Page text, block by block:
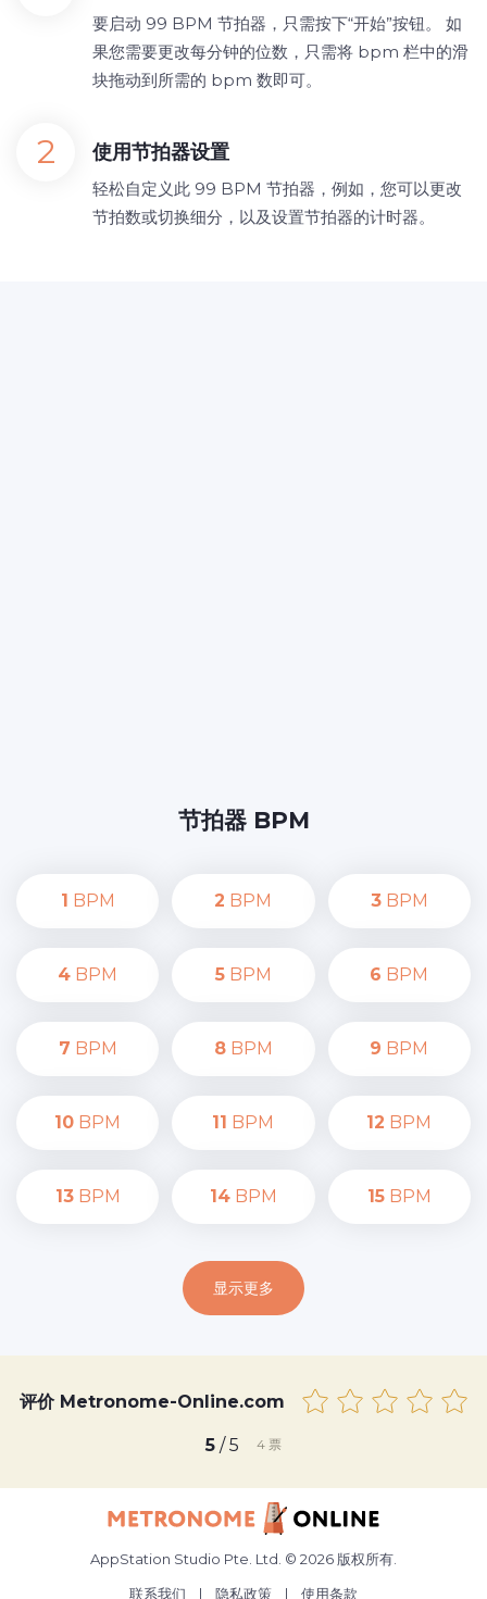
要启动 99 BPM 节拍器，只需按下“开始”按钮。 如
果您需要更改每分钟的位数，只需将 bpm 栏中的滑
块拖动到所需的 bpm 数即可。
使用节拍器设置
轻松自定义此 99 BPM 节拍器，例如，您可以更改
节拍数或切换细分，以及设置节拍器的计时器。
节拍器 BPM
1 BPM 2 BPM 3BPM
4 BPM 5BPM 6 BPM
7 BPM 8BPM 9 BPM
10 BPM 11 BPM 12 BPM
13BPM 14BPM 15BPM
显示更多
评价 Metronome-Online.com
5 / 5 4 票
AppStation Studio Pte. Ltd. © 2026 版权所有.
联系我们
| 隐私政策 | 使用条款